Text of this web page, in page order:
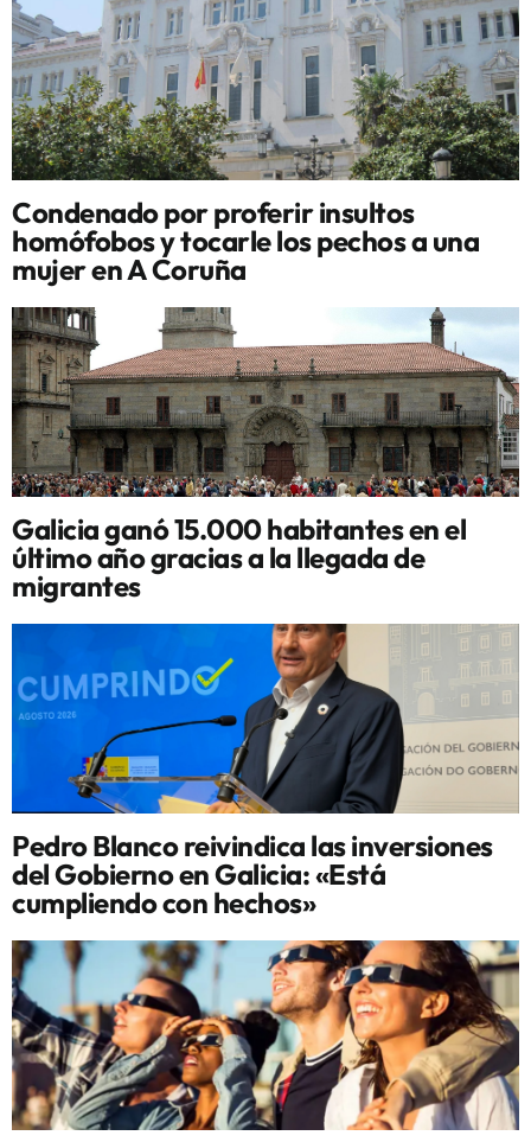
Condenado por proferir insultos
homófobos y tocarle los pechos a una
mujer en A Coruña
Galicia ganó 15.000 habitantes en el
último año gracias a la llegada de
migrantes
Pedro Blanco reivindica las inversiones
del Gobierno en Galicia: «Está
cumpliendo con hechos»